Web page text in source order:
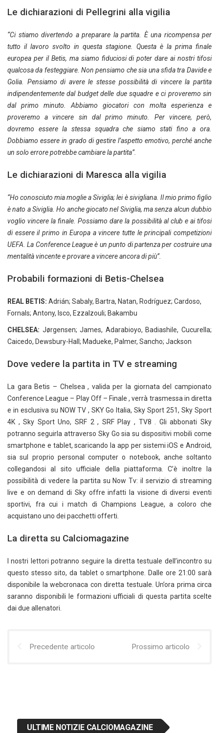
Le dichiarazioni di Pellegrini alla vigilia
“Ci stiamo divertendo a preparare la partita. È una ricompensa per
tutto il lavoro svolto in questa stagione. Questa è la prima finale
europea per il Betis, ma siamo fiduciosi di poter dare ai nostri tifosi
qualcosa da festeggiare. Non pensiamo che sia una sfida tra Davide e
Golia. Pensiamo di avere le stesse possibilità di vincere la partita
indipendentemente dal budget delle due squadre e ci proveremo sin
dal primo minuto. Abbiamo giocatori con molta esperienza e
proveremo a vincere sin dal primo minuto. Per vincere, però,
dovremo essere la stessa squadra che siamo stati fino a ora.
Dobbiamo essere in grado di gestire l’aspetto emotivo, perché anche
un solo errore potrebbe cambiare la partita”.
Le dichiarazioni di Maresca alla vigilia
“Ho conosciuto mia moglie a Siviglia; lei è sivigliana. Il mio primo figlio
è nato a Siviglia. Ho anche giocato nel Siviglia, ma senza alcun dubbio
voglio vincere la finale. Possiamo dare la possibilità al club e ai tifosi
di essere il primo in Europa a vincere tutte le principali competizioni
UEFA. La Conference League è un punto di partenza per costruire una
mentalità vincente e provare a vincere ancora di più”.
Probabili formazioni di Betis-Chelsea
REAL BETIS: Adrián; Sabaly, Bartra, Natan, Rodríguez; Cardoso,
Fornals; Antony, Isco, Ezzalzouli; Bakambu
CHELSEA: Jørgensen; James, Adarabioyo, Badiashile, Cucurella;
Caicedo, Dewsbury-Hall; Madueke, Palmer, Sancho; Jackson
Dove vedere la partita in TV e streaming
La gara Betis – Chelsea , valida per la giornata del campionato
Conference League – Play Off – Finale , verrà trasmessa in diretta
e in esclusiva su NOW TV , SKY Go Italia, Sky Sport 251, Sky Sport
4K , Sky Sport Uno, SRF 2 , SRF Play , TV8 . Gli abbonati Sky
potranno seguirla attraverso Sky Go sia su dispositivi mobili come
smartphone e tablet, scaricando la app per sistemi iOS e Android,
sia sul proprio personal computer o notebook, anche soltanto
collegandosi al sito ufficiale della piattaforma. C’è inoltre la
possibilità di vedere la partita su Now Tv: il servizio di streaming
live e on demand di Sky offre infatti la visione di diversi eventi
sportivi, fra cui i match di Champions League, a coloro che
acquistano uno dei pacchetti offerti.
La diretta su Calciomagazine
I nostri lettori potranno seguire la diretta testuale dell’incontro su
questo stesso sito, da tablet o smartphone. Dalle ore 21:00 sarà
disponibile la webcronaca con diretta testuale. Un’ora prima circa
saranno disponibili le formazioni ufficiali di questa partita scelte
dai due allenatori.
Precedente articolo Prossimo articolo
ULTIME NOTIZIE CALCIOMAGAZINE